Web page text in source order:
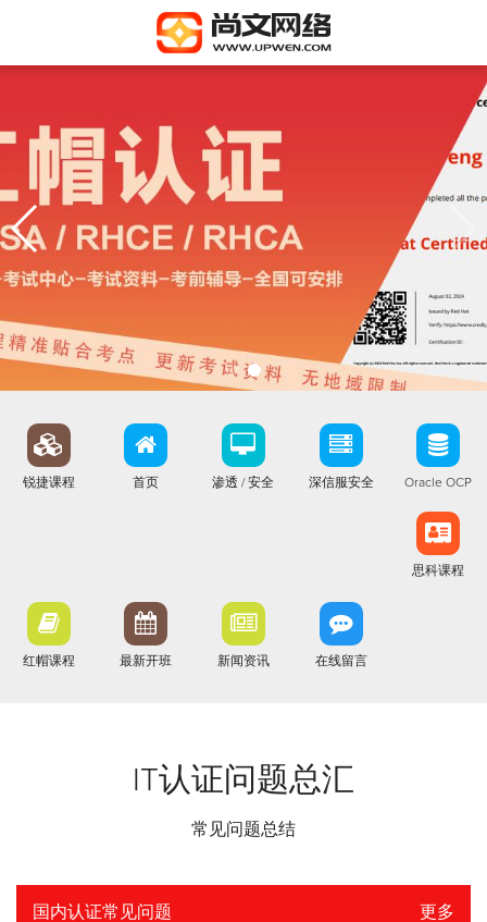
锐捷课程 首页 渗透 / 安全 深信服安全 Oracle OCP
思科课程
红帽课程 最新开班 新闻资讯 在线留言
IT认证问题总汇
常见问题总结
国内认证常见问题 更多